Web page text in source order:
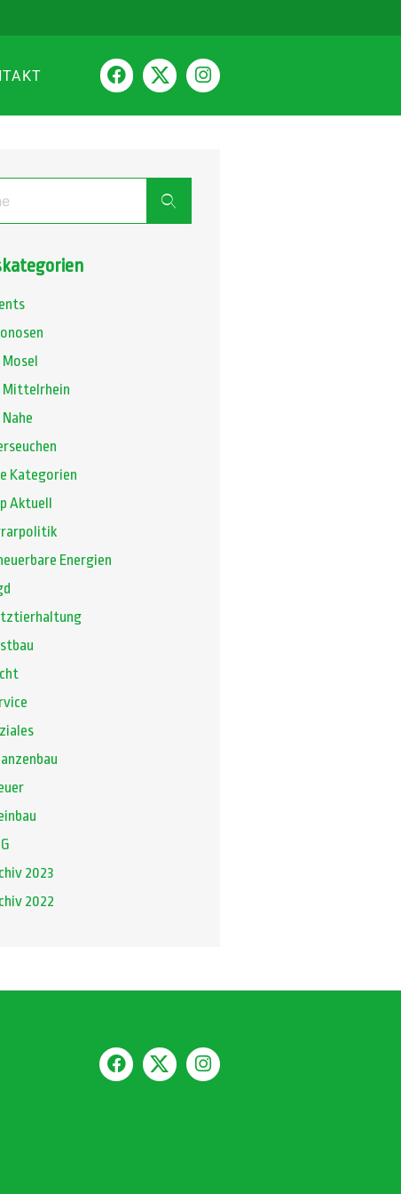
Mosel
Mittelrhein
Nahe
Kategorien
Aktuell
Energien
2023
2022